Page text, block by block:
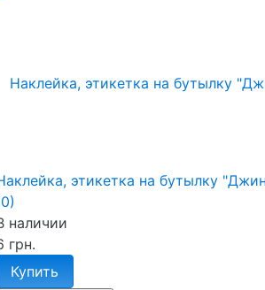
этикетка на бутылку
наличии
грн.
Купить